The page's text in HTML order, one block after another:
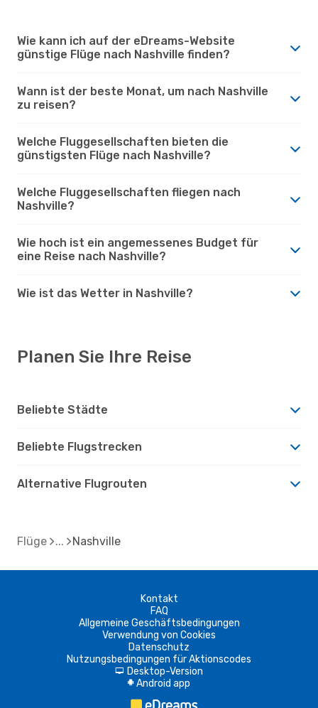
Wie kann ich auf der eDreams-Website
günstige Flüge nach Nashville finden?
Wann ist der beste Monat, um nach Nashville
zu reisen?
Welche Fluggesellschaften bieten die
günstigsten Flüge nach Nashville?
Welche Fluggesellschaften fliegen nach
Nashville?
Wie hoch ist ein angemessenes Budget für
eine Reise nach Nashville?
Wie ist das Wetter in Nashville?
Planen Sie Ihre Reise
Beliebte Städte
Beliebte Flugstrecken
Alternative Flugrouten
Flüge Nashville
Kontakt
FAQ
Allgemeine Geschäftsbedingungen
Verwendung von Cookies
Datenschutz
Nutzungsbedingungen für Aktionscodes
d Desktop-Version
A Android app